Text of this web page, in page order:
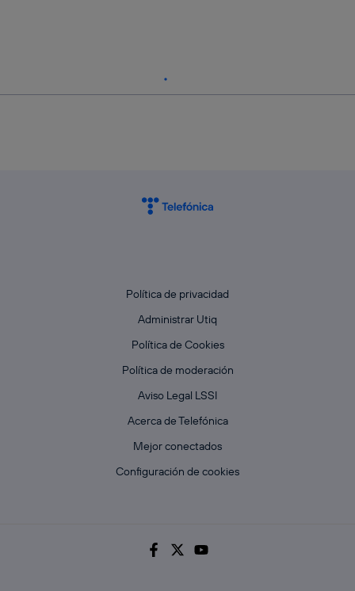
Política de privacidad
Administrar Utiq
Política de Cookies
Política de moderación
Aviso Legal LSSI
Acerca de Telefónica
Mejor conectados
Configuración de cookies